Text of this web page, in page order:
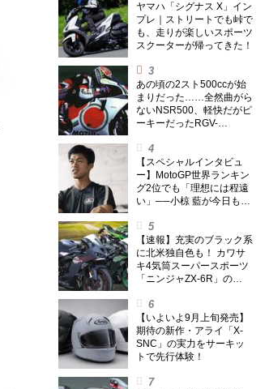
ヤマハ「シグナス X」イン
プレ｜ストリートでも峠で
も、走りが楽しいスポーツ
スクーターが帰ってきた！
あの頃の2スト500ccが始
まりだった……全然曲がら
ないNSR500、軽快だがピ
ーキーだったRGV-
(アオキマニアックレーシ
ング) Vol.1】
【スペシャルインタビュ
ー】MotoGP世界ランキン
グ2位でも「理想には程遠
い」──小椋 藍が今日も走
【速報】充実のブラック系
に北米独自色も！ カワサ
キ4気筒スーパースポーツ
「ニンジャZX-6R」の
筒ニンジャも出たよ【海
外】
【いよいよ9月上旬発売】
期待の新作・アライ「X-
SNC」の実力をサーキッ
トで先行体験！